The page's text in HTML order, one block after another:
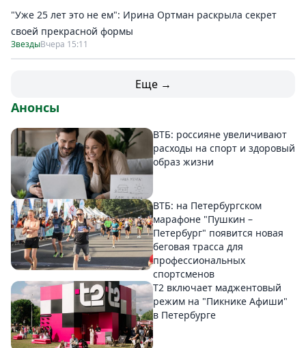
"Уже 25 лет это не ем": Ирина Ортман раскрыла секрет
своей прекрасной формы
ЗвездыВчера 15:11
Еще →
Анонсы
ВТБ: россияне увеличивают
расходы на спорт и здоровый
образ жизни
ВТБ: на Петербургском
марафоне "Пушкин –
Петербург" появится новая
беговая трасса для
профессиональных
спортсменов
Т2 включает маджентовый
режим на "Пикнике Афиши"
в Петербурге